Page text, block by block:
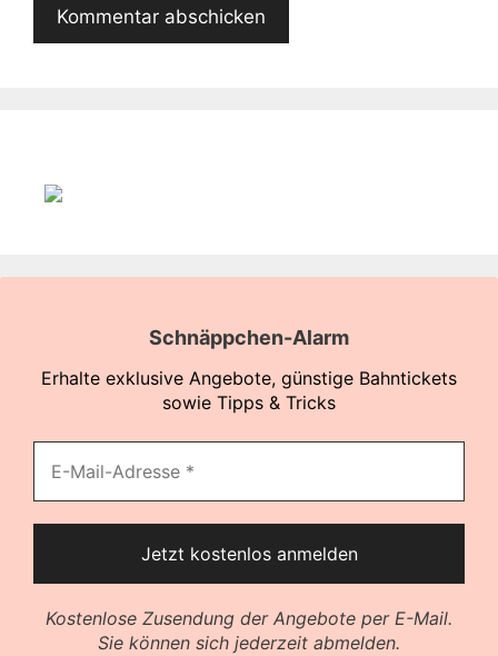
Schnäppchen-Alarm
Erhalte exklusive Angebote, günstige Bahntickets
sowie Tipps & Tricks
Kostenlose Zusendung der Angebote per E-Mail.
Sie können sich jederzeit abmelden.